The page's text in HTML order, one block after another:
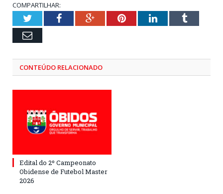
COMPARTILHAR:
TwitterFacebookGoogle+PinterestLinkedInTumblr
Email
CONTEÚDO RELACIONADO
Edital do 2º Campeonato
Obidense de Futebol Master
2026